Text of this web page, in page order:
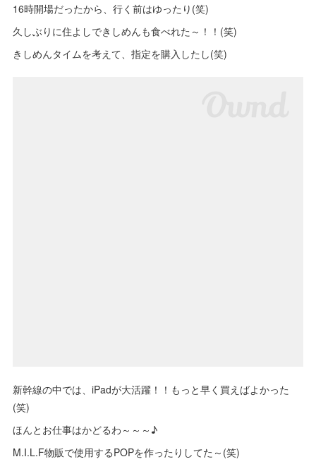
16時開場だったから、行く前はゆったり(笑)
久しぶりに住よしできしめんも食べれた～！！(笑)
きしめんタイムを考えて、指定を購入したし(笑)
新幹線の中では、iPadが大活躍！！もっと早く買えばよかった
(笑)
ほんとお仕事はかどるわ～～～♪
M.I.L.F物販で使用するPOPを作ったりしてた～(笑)